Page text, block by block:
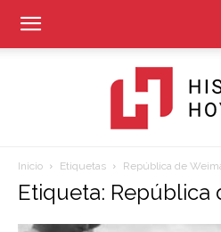
Inicio Etiquetas República de
Etiqueta: República